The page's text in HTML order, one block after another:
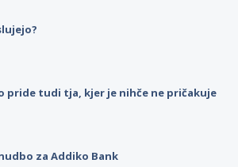
pride tudi tja, kjer je nihče ne pričakuje
za Addiko Bank